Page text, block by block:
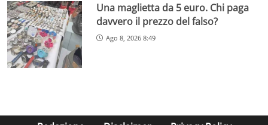
Una maglietta da 5 euro. Chi paga
davvero il prezzo del falso?
Ago 8, 2026 8:49